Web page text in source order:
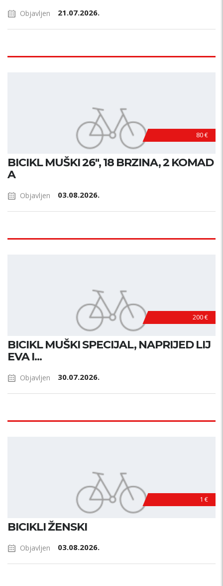
Objavljen 21.07.2026.
80 €
BICIKL MUŠKI 26", 18 BRZINA, 2 KOMAD
A
Objavljen 03.08.2026.
200 €
BICIKL MUŠKI SPECIJAL, NAPRIJED LIJ
EVA I...
Objavljen 30.07.2026.
1 €
BICIKLI ŽENSKI
Objavljen 03.08.2026.